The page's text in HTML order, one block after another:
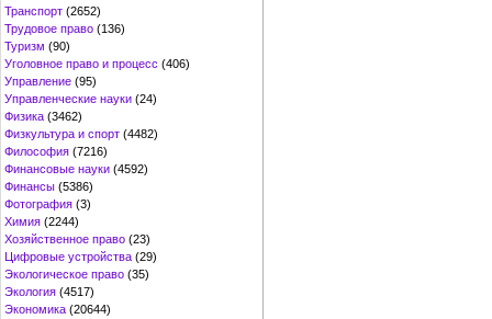
Транспорт (2652)
Трудовое право (136)
Туризм (90)
Уголовное право и процесс (406)
Управление (95)
Управленческие науки (24)
Физика (3462)
Физкультура и спорт (4482)
Философия (7216)
Финансовые науки (4592)
Финансы (5386)
Фотография (3)
Химия (2244)
Хозяйственное право (23)
Цифровые устройства (29)
Экологическое право (35)
Экология (4517)
Экономика (20644)